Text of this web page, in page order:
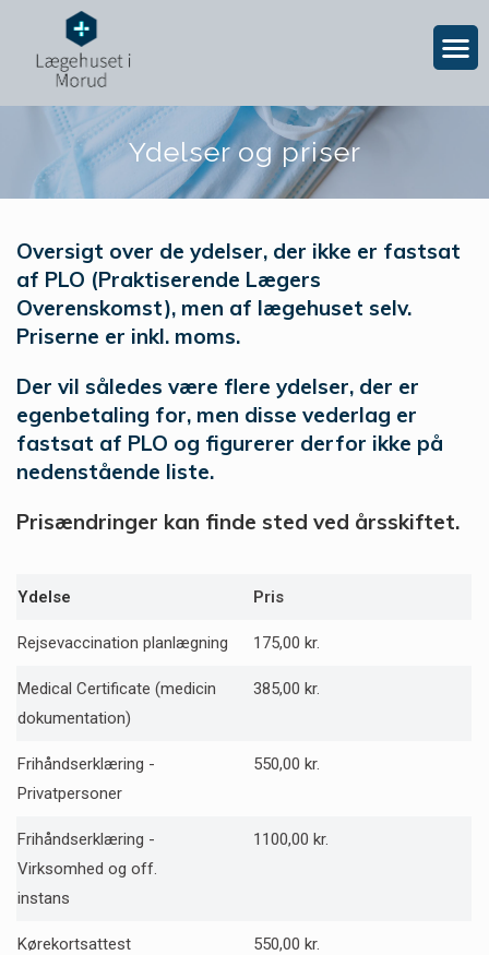
Ydelser og priser
Oversigt over de ydelser, der ikke er fastsat
af PLO (Praktiserende Lægers
Overenskomst), men af lægehuset selv.
Priserne er inkl. moms.
Der vil således være flere ydelser, der er
egenbetaling for, men disse vederlag er
fastsat af PLO og figurerer derfor ikke på
nedenstående liste.
Prisændringer kan finde sted ved årsskiftet.
Ydelse Pris
Rejsevaccination planlægning 175,00 kr.
Medical Certificate (medicin
dokumentation)
385,00 kr.
Frihåndserklæring -
Privatpersoner
550,00 kr.
Frihåndserklæring -
Virksomhed og off.
instans
1100,00 kr.
Kørekortsattest 550,00 kr.